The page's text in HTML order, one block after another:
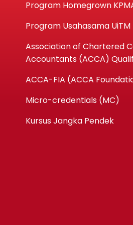
Program Homegrown
Program Usahasama UiTM
Association of Chartered
Accountants (ACCA)
ACCA-FIA (ACCA
Micro-credentials (MC)
Kursus Jangka Pendek